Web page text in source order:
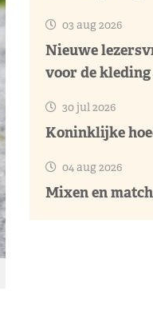
03 aug 2026
Nieuwe
voor de
30 jul 2026
Koninklijke
04 aug 2026
Mixen en